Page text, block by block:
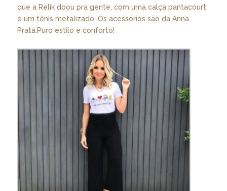
que a Relik doou pra gente, com uma calça pantacourt
e um tênis metalizado. Os acessórios são da Anna
Prata.Puro estilo e conforto!